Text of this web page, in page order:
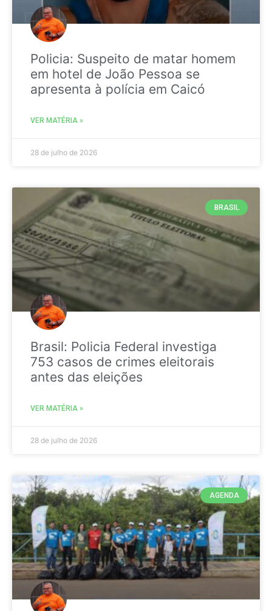
Policia: Suspeito de matar homem
em hotel de João Pessoa se
apresenta à polícia em Caicó
VER MATÉRIA »
28 de julho de 2026
BRASIL
Brasil: Policia Federal investiga
753 casos de crimes eleitorais
antes das eleições
VER MATÉRIA »
28 de julho de 2026
AGENDA